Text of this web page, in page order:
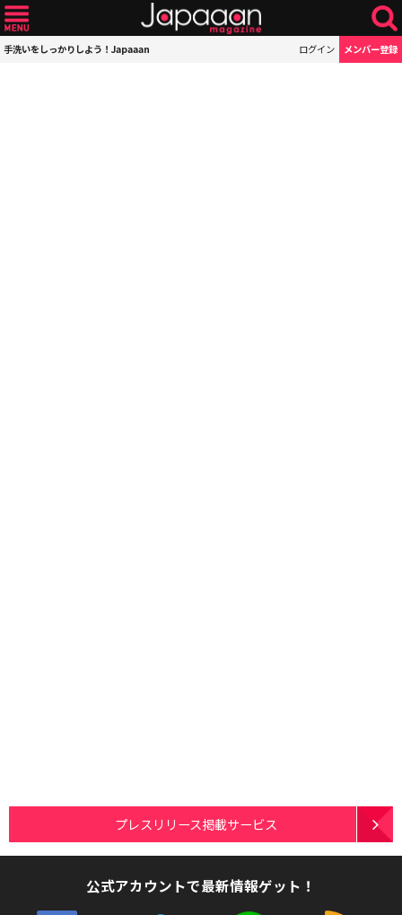
手洗いをしっかりしよう！Japaaan ログイン メンバー登録
プレスリリース掲載サービス
公式アカウントで最新情報ゲット！